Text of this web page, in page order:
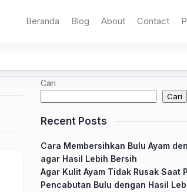
Beranda Blog About Contact
Cari
Cari
Recent Posts
Cara Membersihkan Bulu Ayam
agar Hasil Lebih Bersih
Agar Kulit Ayam Tidak Rusak Saat
Pencabutan Bulu dengan Hasil